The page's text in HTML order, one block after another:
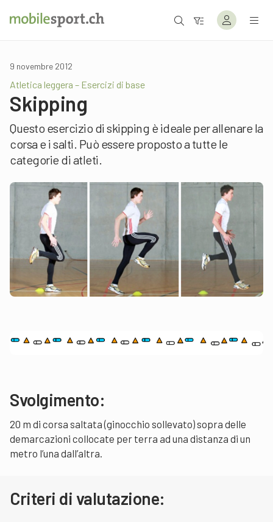
9 novembre 2012
Atletica leggera – Esercizi di base
Skipping
Questo esercizio di skipping è ideale per allenare la
corsa e i salti. Può essere proposto a tutte le
categorie di atleti.
Svolgimento:
20 m di corsa saltata (ginocchio sollevato) sopra delle
demarcazioni collocate per terra ad una distanza di un
metro l’una dall’altra.
Criteri di valutazione: